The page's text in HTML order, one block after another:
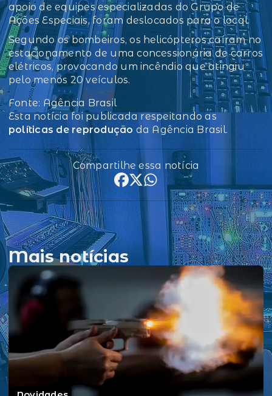
apoio de equipes especializadas do Grupo de
Ações Especiais, foram deslocados para o local.
Segundo os bombeiros, os helicópteros caíram no
estacionamento de uma concessionária de carros
elétricos, provocando um incêndio que atingiu
pelo menos 20 veículos.
Fonte: Agência Brasil
Esta notícia foi publicada respeitando as
políticas de reprodução da Agência Brasil.
Compartilhe essa notícia
Mais notícias